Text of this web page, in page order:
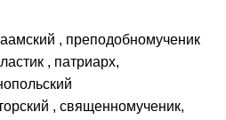
, преподобномученик
, патриарх,
, священномученик,